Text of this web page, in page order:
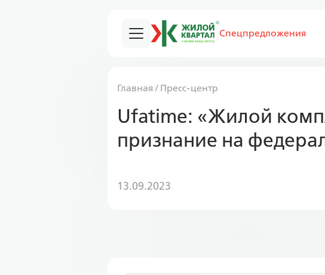
Спецпредложения
Главная / Пресс-центр
Ufatime: «Жилой
признание на
13.09.2023